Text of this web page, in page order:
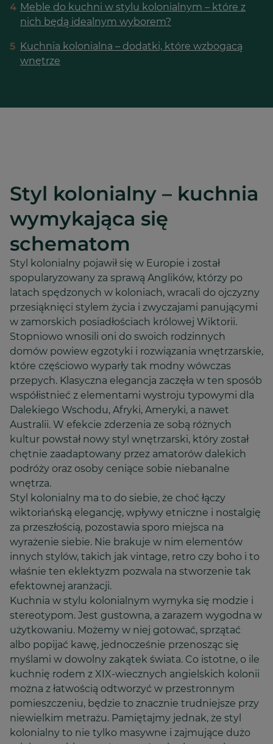
4 Meble do kuchni w stylu kolonialnym – które z
nich będą idealnym wyborem?
5 Kuchnia kolonialna – dodatki, które wzbogacą
wnętrze
Styl kolonialny – kuchnia
wymykająca się
schematom
Styl kolonialny pojawił się w Europie i został
spopularyzowany za sprawą Anglików, którzy po
latach spędzonych w koloniach, wracali do ojczyzny
przesiąknięci stylem życia i zwyczajami panującymi
w zamorskich posiadłościach królowej Wiktorii.
Stopniowo wnosili oni do swoich rodzinnych
domów powiew egzotyki i rozwiązania wnętrzarskie,
które częściowo wyparły tak modny wówczas
przepych. Klasyczna elegancja zaczęła w ten sposób
współistnieć z elementami wystroju typowymi dla
Dalekiego Wschodu, Afryki, Ameryki, a nawet
Australii. W efekcie zderzenia ze sobą różnych
kultur powstał nowy styl wnętrzarski, który został
chętnie zaadaptowany przez amatorów dalekich
podróży oraz osoby ceniące sobie niebanalne
wnętrza.
Styl kolonialny ma to do siebie, że choć łączy
wiktoriańską elegancję, wpływy etniczne i nostalgię
za przeszłością, pozostawia sporo miejsca na
wyrażenie siebie. Nie brakuje w nim elementów
innych stylów, takich jak vintage, retro czy boho i to
właśnie ten eklektyzm pozwala na stworzenie tak
efektownej aranżacji.
Kuchnia w stylu kolonialnym wymyka się modzie i
stereotypom. Jest gustowna, a zarazem wygodna w
użytkowaniu. Możemy w niej gotować, sprzątać
albo popijać kawę, jednocześnie przenosząc się
myślami w dowolny zakątek świata. Co istotne, o ile
kuchnię rodem z XIX-wiecznych angielskich kolonii
można z łatwością odtworzyć w przestronnym
pomieszczeniu, będzie to znacznie trudniejsze przy
niewielkim metrażu. Pamiętajmy jednak, że styl
kolonialny to nie tylko masywne i zajmujące dużo